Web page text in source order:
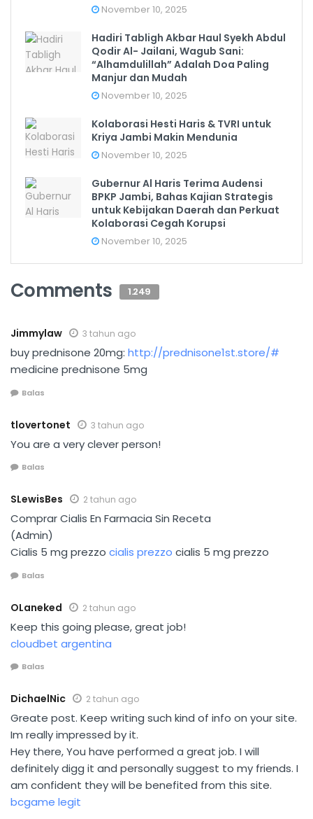
November 10, 2025
Hadiri Tabligh Akbar Haul Syekh Abdul
Qodir Al- Jailani, Wagub Sani:
“Alhamdulillah” Adalah Doa Paling
Manjur dan Mudah
November 10, 2025
Kolaborasi Hesti Haris & TVRI untuk
Kriya Jambi Makin Mendunia
November 10, 2025
Gubernur Al Haris Terima Audensi
BPKP Jambi, Bahas Kajian Strategis
untuk Kebijakan Daerah dan Perkuat
Kolaborasi Cegah Korupsi
November 10, 2025
Comments 1.249
Jimmylaw 3 tahun ago
buy prednisone 20mg: http://prednisone1st.store/#
medicine prednisone 5mg
Balas
tlovertonet 3 tahun ago
You are a very clever person!
Balas
SLewisBes 2 tahun ago
Comprar Cialis En Farmacia Sin Receta
(Admin)
Cialis 5 mg prezzo cialis prezzo cialis 5 mg prezzo
Balas
OLaneked 2 tahun ago
Keep this going please, great job!
cloudbet argentina
Balas
DichaelNic 2 tahun ago
Greate post. Keep writing such kind of info on your site.
Im really impressed by it.
Hey there, You have performed a great job. I will
definitely digg it and personally suggest to my friends. I
am confident they will be benefited from this site.
bcgame legit